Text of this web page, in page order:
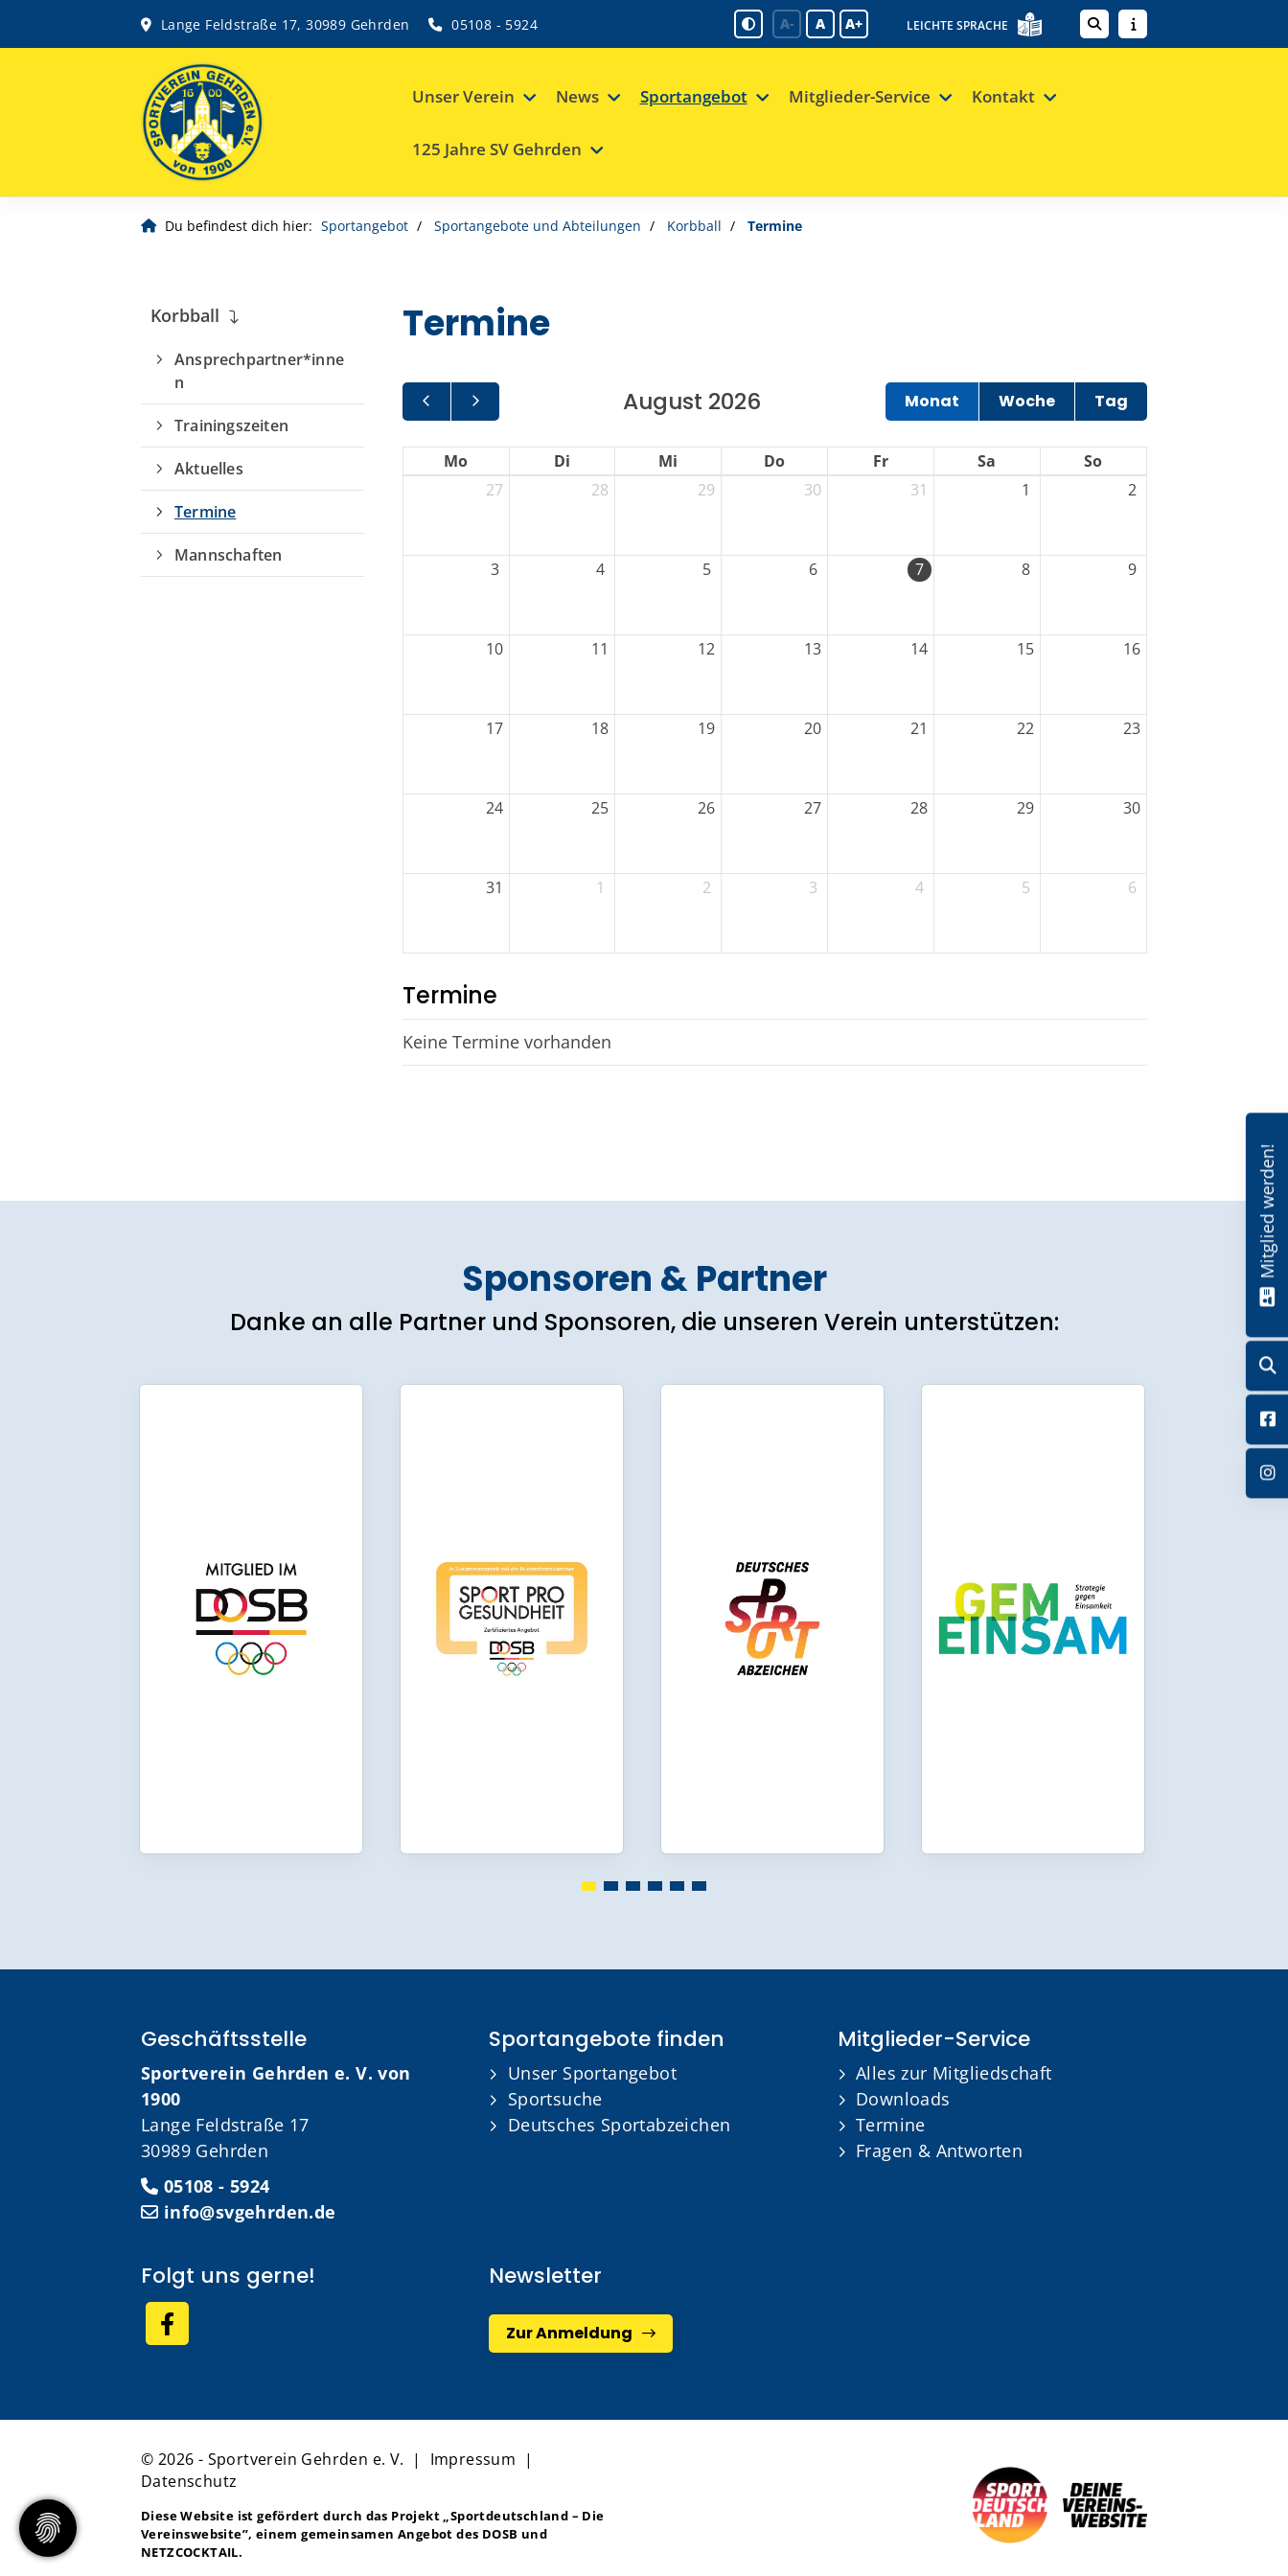
Lange Feldstraße 17, 30989 Gehrden 05108 - 5924 A- A A+ LEICHTE SPRACHE
Unser Verein News Sportangebot Mitglieder-Service Kontakt
125 Jahre SV Gehrden
Du befindest dich hier: Sportangebot Sportangebote und Abteilungen Korbball Termine
Termine
August 2026 Monat Woche Tag
Mo Di Mi Do Fr Sa
So
27
28 29 30 31 1 2
3 4 5 6 7 8 9
10 11 12 13 14 15 16
17 18 19 20 21 22 23
24 25 26 27 28 29 30
31 1 2 3 4 5 6
Termine
Keine Termine vorhanden
Korbball
Ansprechpartner*inne
n
Trainingszeiten
Aktuelles
Termine
Mannschaften
Sponsoren & Partner
Danke an alle Partner und Sponsoren, die unseren Verein unterstützen:
Geschäftsstelle
Sportverein Gehrden e. V. von
1900
Lange Feldstraße 17
30989 Gehrden
05108 - 5924
info@svgehrden.de
Sportangebote finden
Unser Sportangebot
Sportsuche
Deutsches Sportabzeichen
Mitglieder-Service
Alles zur Mitgliedschaft
Downloads
Termine
Fragen & Antworten
Folgt uns gerne! Newsletter
Zur Anmeldung
© 2026 - Sportverein Gehrden e. V. | Impressum |
Datenschutz
Diese Website ist gefördert durch das Projekt „Sportdeutschland – Die
Vereinswebsite”, einem gemeinsamen Angebot des DOSB und
NETZCOCKTAIL.
Mitglied werden!
Quicklinks
Mitglieder-Service
Termine
Geschäftsstelle
30989 Gehrden